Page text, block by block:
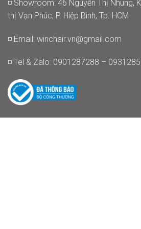
◽ Showroom: 46 Nguyễn Thị Nhung,
thị Vạn Phúc, P. Hiệp Bình, Tp. HCM
◽ Email: winchair.vn@gmail.com
◽ Tel & Zalo: 0901287288 –